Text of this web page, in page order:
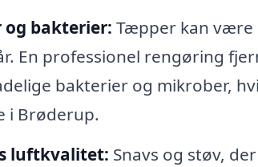
og bakterier: Tæpper kan være
En professionel rengøring
bakterier og mikrober,
i Brøderup.
luftkvalitet: Snavs og støv,